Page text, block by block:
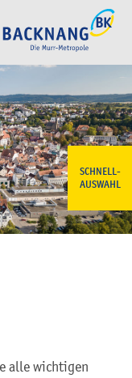
SCHNELL-
AUSWAHL
alle wichtigen